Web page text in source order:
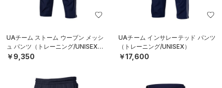
UAチーム ストーム ウーブン メッシ
ュ パンツ（トレーニング/UNISEX）
￥9,350
UAチーム インサレーテッド パンツ
（トレーニング/UNISEX）
￥17,600